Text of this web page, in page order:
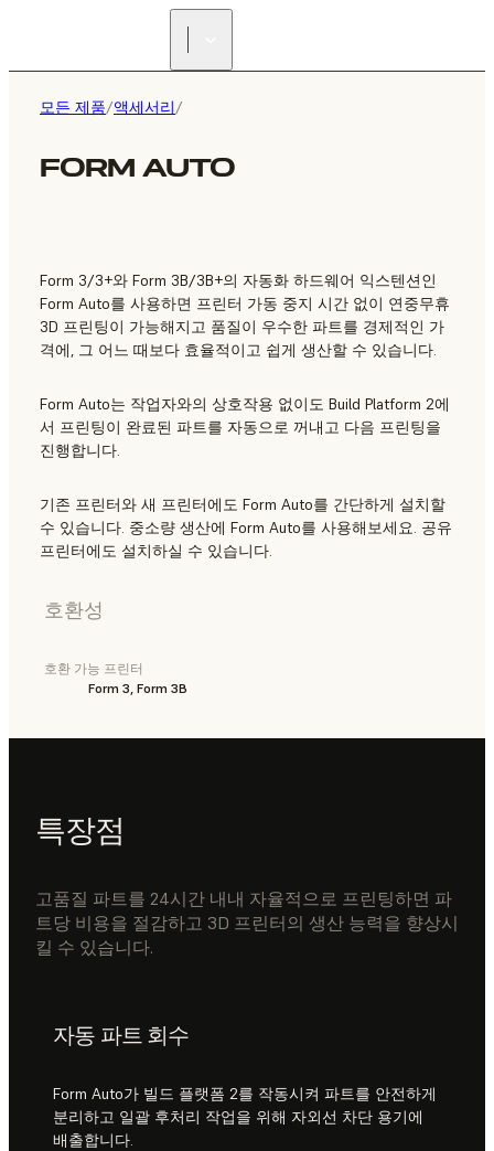
모든 제품/액세서리/
FORM AUTO
Form 3/3+와 Form 3B/3B+의 자동화 하드웨어 익스텐션인
Form Auto를 사용하면 프린터 가동 중지 시간 없이 연중무휴
3D 프린팅이 가능해지고 품질이 우수한 파트를 경제적인 가
격에, 그 어느 때보다 효율적이고 쉽게 생산할 수 있습니다.
Form Auto는 작업자와의 상호작용 없이도 Build Platform 2에
서 프린팅이 완료된 파트를 자동으로 꺼내고 다음 프린팅을
진행합니다.
기존 프린터와 새 프린터에도 Form Auto를 간단하게 설치할
수 있습니다. 중소량 생산에 Form Auto를 사용해보세요. 공유
프린터에도 설치하실 수 있습니다.
호환성
호환 가능 프린터
Form 3, Form 3B
특장점
고품질 파트를 24시간 내내 자율적으로 프린팅하면 파
트당 비용을 절감하고 3D 프린터의 생산 능력을 향상시
킬 수 있습니다.
자동 파트 회수
Form Auto가 빌드 플랫폼 2를 작동시켜 파트를 안전하게
분리하고 일괄 후처리 작업을 위해 자외선 차단 용기에
배출합니다.